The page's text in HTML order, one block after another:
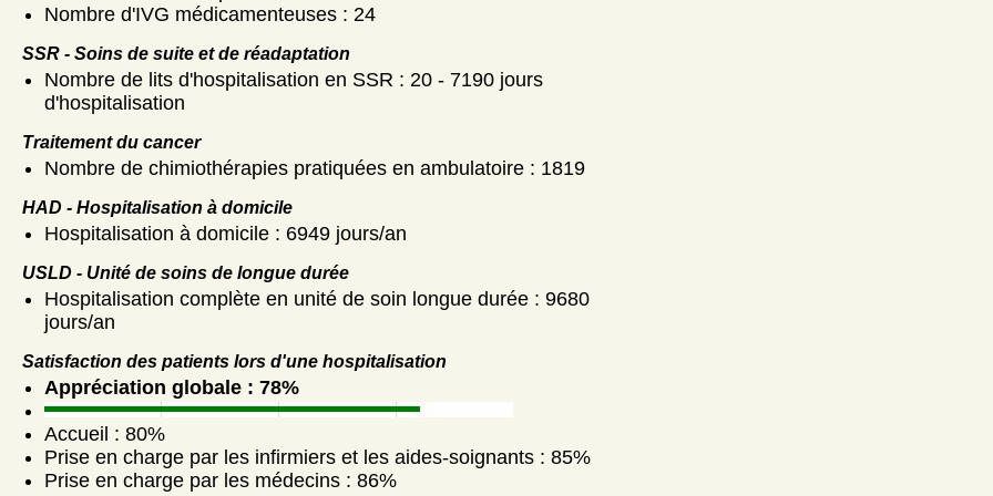
Nombre d'IVG médicamenteuses : 24
SSR - Soins de suite et de réadaptation
Nombre de lits d'hospitalisation en SSR : 20 - 7190 jours
d'hospitalisation
Traitement du cancer
Nombre de chimiothérapies pratiquées en ambulatoire : 1819
HAD - Hospitalisation à domicile
Hospitalisation à domicile : 6949 jours/an
USLD - Unité de soins de longue durée
Hospitalisation complète en unité de soin longue durée : 9680
jours/an
Satisfaction des patients lors d'une hospitalisation
Appréciation globale : 78%
Accueil : 80%
Prise en charge par les infirmiers et les aides-soignants : 85%
Prise en charge par les médecins : 86%